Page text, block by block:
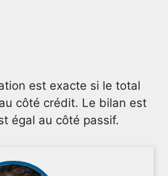
est exacte si le total
côté crédit. Le bilan est
égal au côté passif.